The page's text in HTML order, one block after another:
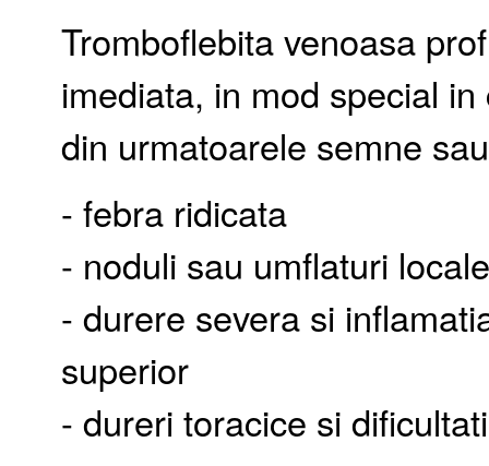
Tromboflebita venoasa
imediata, in mod special
din urmatoarele semne
- febra ridicata
- noduli sau umflaturi
- durere severa si
superior
- dureri toracice si